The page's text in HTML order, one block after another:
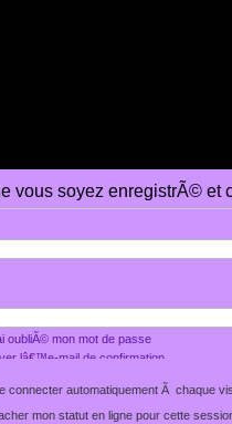
vous soyez enregistrÃ©
oubliÃ© mon mot de passe
lâ€™e-mail de confirmation
connecter automatiquement Ã chaque
mon statut en ligne pour cette